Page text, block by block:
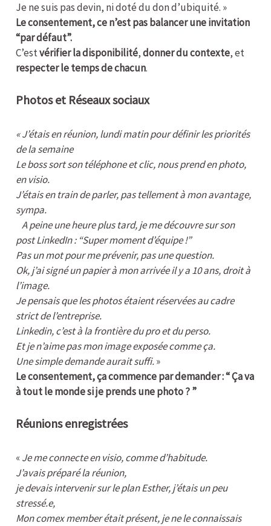
Je ne suis pas devin, ni doté du don d’ubiquité. »
Le consentement, ce n’est pas balancer une invitation
“par défaut”.
C’estvérifier la disponibilité,donner du contexte, et
respecter le temps de chacun.
Photos et Réseaux sociaux
«J’étais en réunion, lundi matin pour définir les priorités
de la semaine
Le boss sort son téléphone et clic, nous prend en photo,
en visio.
J’étais en train de parler, pas tellement à mon avantage,
sympa.
A peine une heure plus tard, je me découvre sur son
post LinkedIn : “Super moment d’équipe !”
Pas un mot pour me prévenir, pas une question.
Ok, j’ai signé un papier à mon arrivée il y a 10 ans, droit à
l’image.
Je pensais que les photos étaient réservées au cadre
strict de l’entreprise.
Linkedin, c’est à la frontière du pro et du perso.
Et je n’aime pas mon image exposée comme ça.
Une simple demande aurait suffi.»
Le consentement, ça commence par demander : “ Ça va
à tout le monde si je prends une photo ? ”
Réunions enregistrées
«Je me connecte en visio, comme d’habitude.
J’avais préparé la réunion,
je devais intervenir sur le plan Esther, j’étais un peu
stressé.e,
Mon comex member était présent, je ne le connaissais